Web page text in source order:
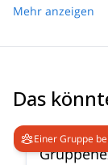
Mehr anzeigen
Das
Einer Gruppe